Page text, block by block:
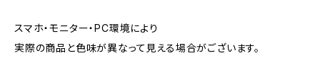
スマホ・モニター・PC環境により
実際の商品と色味が異なって見える場合がございます。